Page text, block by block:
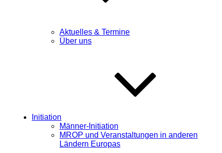
Aktuelles & Termine
Über uns
Initiation
Männer-Initiation
MROP und Veranstaltungen in anderen
Ländern Europas